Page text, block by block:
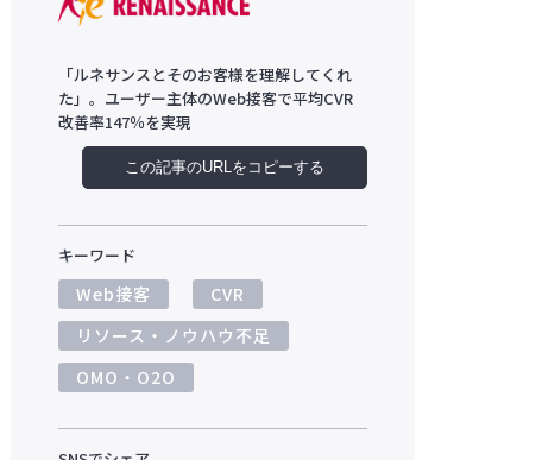
「ルネサンスとそのお客様を理解してくれ
た」。ユーザー主体のWeb接客で平均CVR
改善率147％を実現
この記事のURLをコピーする
キーワード
Web接客
CVR
リソース・ノウハウ不足
OMO・O2O